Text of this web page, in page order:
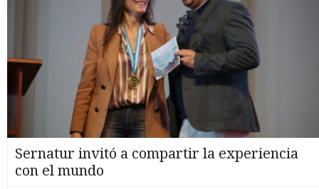
Sernatur invitó a compartir la experiencia
con el mundo